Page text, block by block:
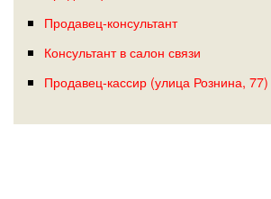
Продавец-консультант
Консультант в салон связи
Продавец-кассир (улица Рознина, 77)